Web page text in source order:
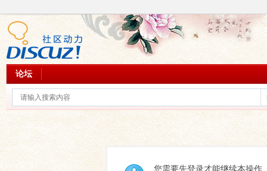
论坛
您需要先登录才能继续本操作